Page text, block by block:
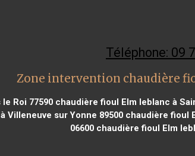
Téléphone: 09
Zone intervention chaudière
Roi 77590 chaudière fioul Elm leblanc à
Villeneuve sur Yonne 89500 chaudière fioul
06600chaudière fioul Elm